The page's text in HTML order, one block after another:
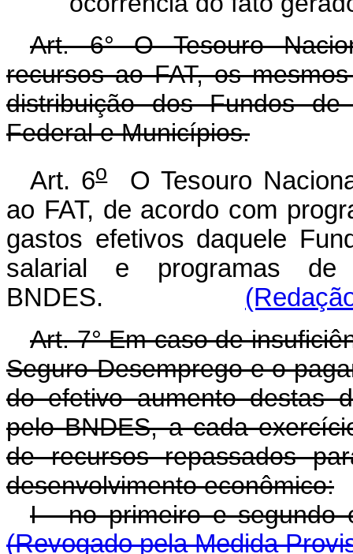
Art. 6° O Tesouro
recursos ao FAT, os
distribuição dos Fundos
Federal e Municípios.
Art. 6oO Tesouro
ao FAT, de acordo com
gastos efetivos daquele
salarial e programas de
BNDES.
Art. 7° Em caso de
Seguro-Desemprego e o
do efetivo aumento destas
pelo BNDES, a cada
de recursos repassados
desenvolvimento econômico:
I - no primeiro e segundo
(Revogado pela Medida